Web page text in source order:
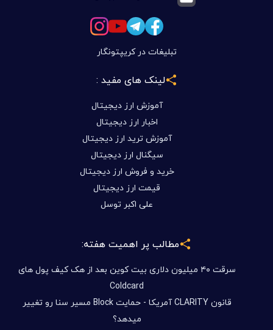
تبلیغات در کریپتونگار
لینک های مفید :
آموزش ارز دیجیتال
اخبار ارز دیجیتال
آموزش ترید ارز دیجیتال
سیگنال ارز دیجیتال
خرید و فروش ارز دیجیتال
قیمت ارز دیجیتال
علی اکبر توسل
مطالب پر اهمیت هفته:
سرقت ۴۰ میلیون دلاری بیت کوین بعد از هک کیف پول های
Coldcard
قانون CLARITY آمریکا - حمایت Block مسیر سنا رو تغییر
میدهد؟